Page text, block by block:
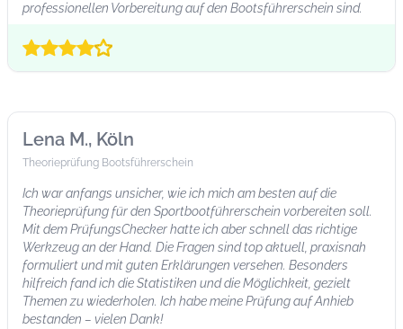
professionellen Vorbereitung auf den Bootsführerschein sind.
Lena M., Köln
Theorieprüfung Bootsführerschein
Ich war anfangs unsicher, wie ich mich am besten auf die
Theorieprüfung für den Sportbootführerschein vorbereiten soll.
Mit dem PrüfungsChecker hatte ich aber schnell das richtige
Werkzeug an der Hand. Die Fragen sind top aktuell, praxisnah
formuliert und mit guten Erklärungen versehen. Besonders
hilfreich fand ich die Statistiken und die Möglichkeit, gezielt
Themen zu wiederholen. Ich habe meine Prüfung auf Anhieb
bestanden – vielen Dank!